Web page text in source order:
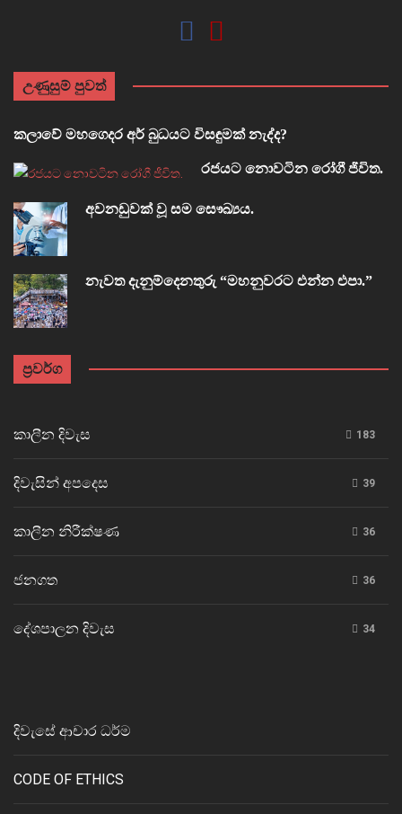
උණුසුම් පුවත්
කලාවේ මහගෙදර අර් බුධයට විසඳුමක් නැද්ද?
රජයට නොවටින රෝගී ජීවිත.
අවනඩුවක් වූ සම සෞඛ්‍යය.
නැවත දැනුම්දෙනතුරු “මහනුවරට එන්න එපා.”
ප්‍රවර්ග
කාලීන දිවැස 183
දිවැසින් අපදෙස 39
කාලීන නිරීක්ෂණ 36
ජනගත 36
දේශපාලන දිවැස 34
දිවැසේ ආචාර ධර්ම
CODE OF ETHICS